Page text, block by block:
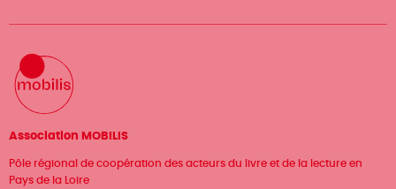
Association MOBILIS
Pôle régional de coopération des acteurs du livre et de la lecture en
Pays de la Loire